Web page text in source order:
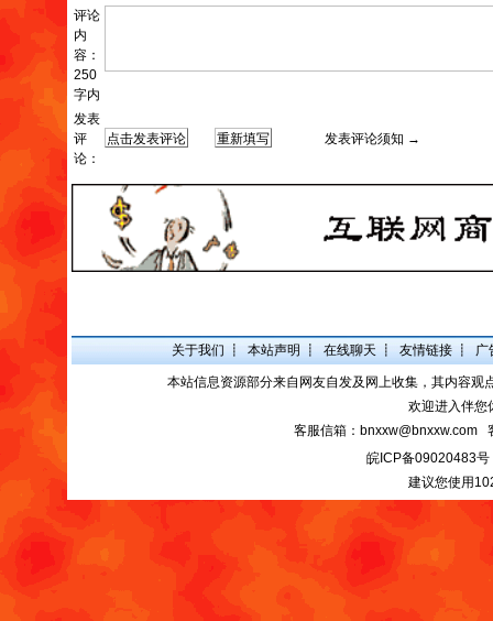
评论
内
容：
250
字内
发表
评
论：
发表评论须知 →
关于我们 ┋ 本站声明 ┋ 在线聊天 ┋ 友情链接 ┋ 广
本站信息资源部分来自网友自发及网上收集，其内容
欢迎进入伴您
客服信箱：bnxxw@bnxxw.com
皖ICP备09020483号
建议您使用